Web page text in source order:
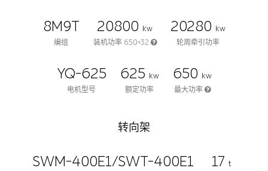
8M9T
编组
20800
kw
装机功率 650×32
20280
kw
轮周牵引功率
YQ-625
电机型号
625
kw
额定功率
650
kw
最大功率
转向架
SWM-400E1/SWT-400E1 17 t